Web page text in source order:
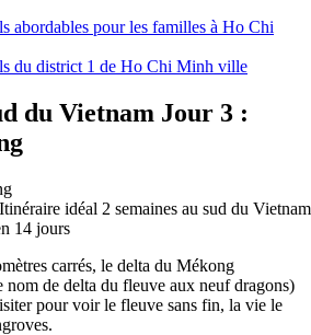
abordables pour les familles à Ho Chi
du district 1 de Ho Chi Minh ville
du Vietnam Jour 3 :
idéal 2 semaines au sud du
14 jours
carrés, le delta du Mékong
nom de delta du fleuve aux neuf dragons)
pour voir le fleuve sans fin, la vie le